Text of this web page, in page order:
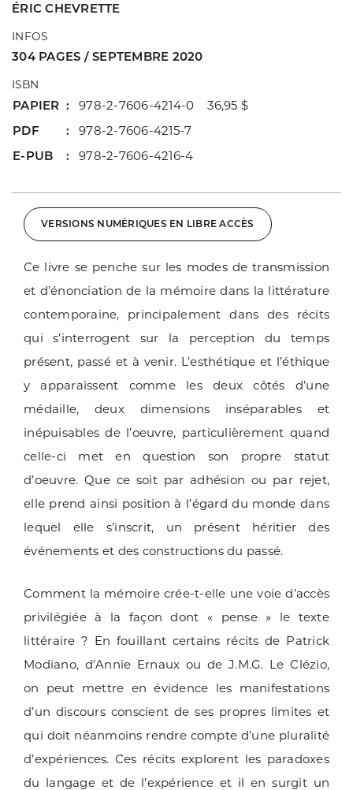
ÉRIC CHEVRETTE
INFOS
304 PAGES / SEPTEMBRE 2020
ISBN
PAPIER
978-2-7606-4214-0 36,95 $
PDF
978-2-7606-4215-7
E-PUB
978-2-7606-4216-4
VERSIONS NUMÉRIQUES EN LIBRE ACCÈS
Ce livre se penche sur les modes de transmission
et d’énonciation de la mémoire dans la littérature
contemporaine, principalement dans des récits
qui s’interrogent sur la perception du temps
présent, passé et à venir. L’esthétique et l’éthique
y apparaissent comme les deux côtés d’une
médaille, deux dimensions inséparables et
inépuisables de l’oeuvre, particulièrement quand
celle-ci met en question son propre statut
d’oeuvre. Que ce soit par adhésion ou par rejet,
elle prend ainsi position à l’égard du monde dans
lequel elle s’inscrit, un présent héritier des
événements et des constructions du passé.
Comment la mémoire crée-t-elle une voie d’accès
privilégiée à la façon dont « pense » le texte
littéraire ? En fouillant certains récits de Patrick
Modiano, d’Annie Ernaux ou de J.M.G. Le Clézio,
on peut mettre en évidence les manifestations
d’un discours conscient de ses propres limites et
qui doit néanmoins rendre compte d’une pluralité
d’expériences. Ces récits explorent les paradoxes
du langage et de l’expérience et il en surgit un